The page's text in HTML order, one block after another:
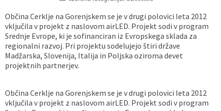
Občina Cerklje na Gorenjskem se je v drugi polovici leta 2012
vključila v projekt z naslovom airLED. Projekt sodi v program
Srednje Evrope, ki je sofinanciran iz Evropskega sklada za
regionalni razvoj. Pri projektu sodelujejo štiri države
Madžarska, Slovenija, Italija in Poljska oziroma devet
projektnih partnerjev.
Občina Cerklje na Gorenjskem se je v drugi polovici leta 2012
vključila v projekt z naslovom airLED. Projekt sodi v program
Vaške skupnosti
Častno razsodišče
Medobčinski inšpektorat
Načrt ravnanja s stvarnim premoženjem
Galerija slik
MojaObčina.si
Dokumenti v javni obravnavi